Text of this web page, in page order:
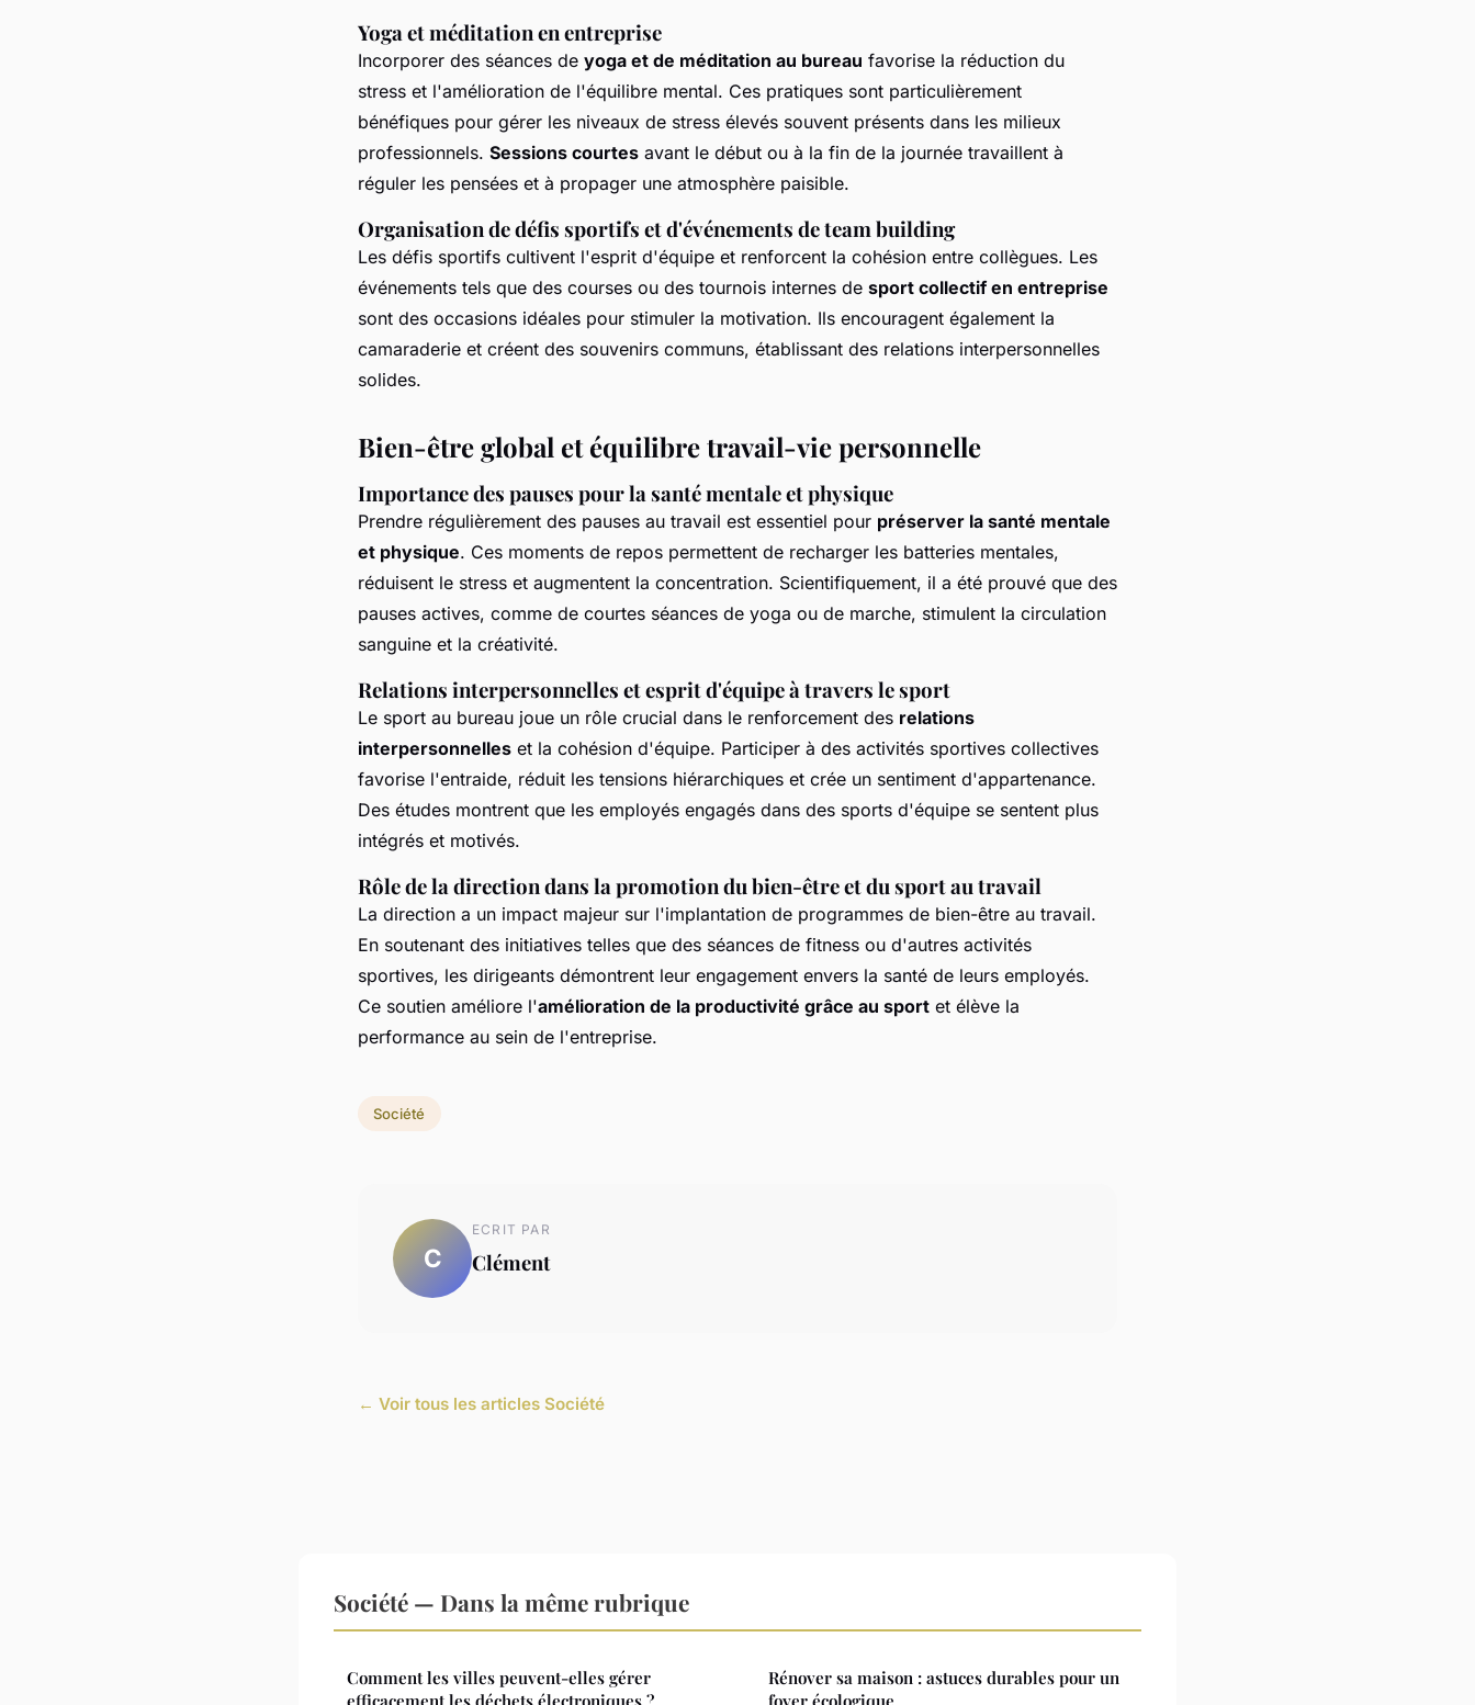
Yoga et méditation en entreprise
Incorporer des séances de yoga et de méditation au bureau favorise la réduction du
stress et l'amélioration de l'équilibre mental. Ces pratiques sont particulièrement
bénéfiques pour gérer les niveaux de stress élevés souvent présents dans les milieux
professionnels. Sessions courtes avant le début ou à la fin de la journée travaillent à
réguler les pensées et à propager une atmosphère paisible.
Organisation de défis sportifs et d'événements de team building
Les défis sportifs cultivent l'esprit d'équipe et renforcent la cohésion entre collègues. Les
événements tels que des courses ou des tournois internes de sport collectif en entreprise
sont des occasions idéales pour stimuler la motivation. Ils encouragent également la
camaraderie et créent des souvenirs communs, établissant des relations interpersonnelles
solides.
Bien-être global et équilibre travail-vie personnelle
Importance des pauses pour la santé mentale et physique
Prendre régulièrement des pauses au travail est essentiel pour préserver la santé mentale
et physique. Ces moments de repos permettent de recharger les batteries mentales,
réduisent le stress et augmentent la concentration. Scientifiquement, il a été prouvé que des
pauses actives, comme de courtes séances de yoga ou de marche, stimulent la circulation
sanguine et la créativité.
Relations interpersonnelles et esprit d'équipe à travers le sport
Le sport au bureau joue un rôle crucial dans le renforcement des relations
interpersonnelles et la cohésion d'équipe. Participer à des activités sportives collectives
favorise l'entraide, réduit les tensions hiérarchiques et crée un sentiment d'appartenance.
Des études montrent que les employés engagés dans des sports d'équipe se sentent plus
intégrés et motivés.
Rôle de la direction dans la promotion du bien-être et du sport au travail
La direction a un impact majeur sur l'implantation de programmes de bien-être au travail.
En soutenant des initiatives telles que des séances de fitness ou d'autres activités
sportives, les dirigeants démontrent leur engagement envers la santé de leurs employés.
Ce soutien améliore l'amélioration de la productivité grâce au sport et élève la
performance au sein de l'entreprise.
Société
C
ECRIT PAR
Clément
← Voir tous les articles Société
Société — Dans la même rubrique
Comment les villes peuvent-elles gérer
efficacement les déchets électroniques ?
Rénover sa maison : astuces durables pour un
foyer écologique